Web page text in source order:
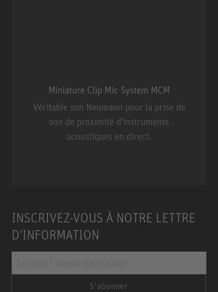
Miniature Clip Mic System MCM
Véritable son Neumann pour la prise de
son de proximité d'instruments
acoustiques en direct.
INSCRIVEZ-VOUS À NOTRE LETTRE
D'INFORMATION
S'abonner